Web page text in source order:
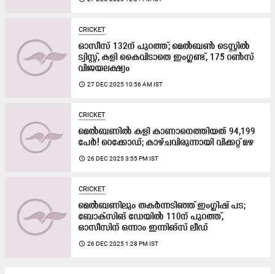
CRICKET
ഓസീസ് 132ന് പുറത്ത്; മെൽബൺ ടെസ്റ്റിൽ
ട്വിസ്റ്റ്, കളി കൈവിടാതെ ഇംഗ്ലണ്ട്, 175 റൺസ്
വിജയലക്ഷ്യം
access_time 27 DEC 2025 10:56 AM IST
CRICKET
മെൽബണിൽ കളി കാണാനെത്തിയത് 94,199
പേർ! റെക്കോഡ്; കാഴ്ചവിരുന്നായി വിക്കറ്റ് മഴ
access_time 26 DEC 2025 3:55 PM IST
CRICKET
മെൽബണിലും തകർന്നടിഞ്ഞ് ഇംഗ്ലിഷ് പട;
ബോക്സിങ് ഡേയിൽ 110ന് പുറത്ത്,
ഓസീസിന് ഒന്നാം ഇന്നിങ്സ് ലീഡ്
access_time 26 DEC 2025 1:28 PM IST